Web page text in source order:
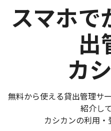
スマホで
出
カ
無料から使える貸出管理サ
紹介し
カシカンの利用・